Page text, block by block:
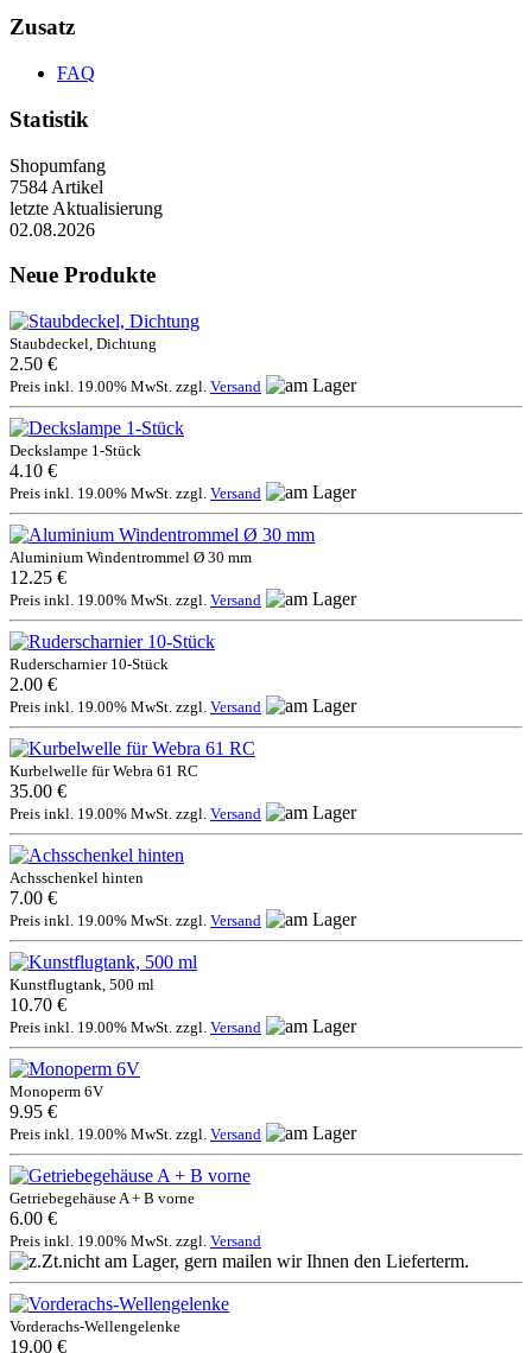
Zusatz
FAQ
Statistik
Shopumfang
7584 Artikel
letzte Aktualisierung
02.08.2026
Neue Produkte
Staubdeckel, Dichtung
2.50 €
Preis inkl. 19.00% MwSt. zzgl. Versand
Deckslampe 1-Stück
4.10 €
Preis inkl. 19.00% MwSt. zzgl. Versand
Aluminium Windentrommel Ø 30 mm
12.25 €
Preis inkl. 19.00% MwSt. zzgl. Versand
Ruderscharnier 10-Stück
2.00 €
Preis inkl. 19.00% MwSt. zzgl. Versand
Kurbelwelle für Webra 61 RC
35.00 €
Preis inkl. 19.00% MwSt. zzgl. Versand
Achsschenkel hinten
7.00 €
Preis inkl. 19.00% MwSt. zzgl. Versand
Kunstflugtank, 500 ml
10.70 €
Preis inkl. 19.00% MwSt. zzgl. Versand
Monoperm 6V
9.95 €
Preis inkl. 19.00% MwSt. zzgl. Versand
Getriebegehäuse A + B vorne
6.00 €
Preis inkl. 19.00% MwSt. zzgl. Versand
Vorderachs-Wellengelenke
19.00 €